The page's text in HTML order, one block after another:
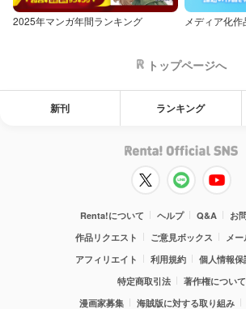
2025年マンガ年間ランキング メディア化
トップページへ
新刊 ランキング
Renta!について ヘルプ Q&A
お
作品リクエスト
ご意見ボックス
メ
アフィリエイト
利用規約
個人情報
特定商取引法
著作権について
漫画家募集
海賊版に対する取り組み